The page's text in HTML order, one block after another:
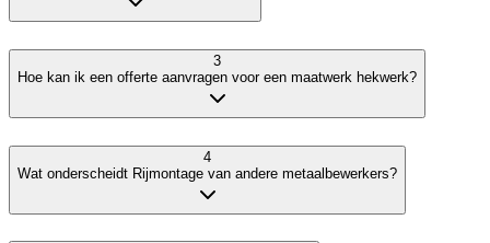
3
Hoe kan ik een offerte aanvragen voor een maatwerk hekwerk?
4
Wat onderscheidt Rijmontage van andere metaalbewerkers?